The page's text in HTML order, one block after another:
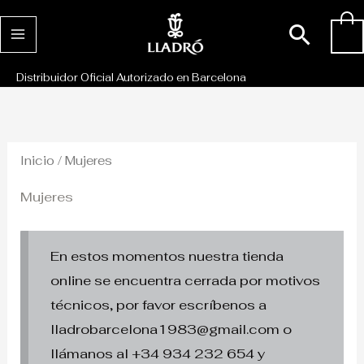
al
Distribuidor Oficial Autorizado en Barcelona
Inicio / Mujeres
Mujeres
En estos momentos nuestra tienda
online se encuentra cerrada por motivos
técnicos, por favor escríbenos a
lladrobarcelona1983@gmail.com o
llámanos al +34 934 232 654 y